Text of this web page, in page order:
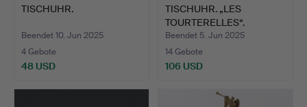
TISCHUHR.
Beendet 10. Jun 2025
4 Gebote
48 USD
TISCHUHR. „LES
TOURTERELLES“.
FRANKREICH 2…
Beendet 5. Jun 2025
14 Gebote
106 USD